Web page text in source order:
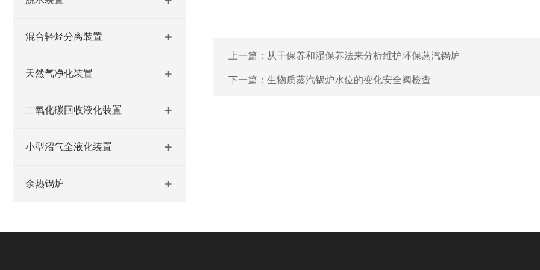
混合轻烃分离装置
天然气净化装置
二氧化碳回收液化装置
小型沼气全液化装置
余热锅炉
上一篇： 从干保养和湿保养法来分析维护环保蒸汽锅炉
下一篇： 生物质蒸汽锅炉水位的变化安全阀检查